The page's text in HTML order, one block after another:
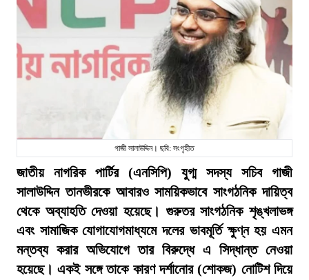
গাজী সালাউদ্দিন। ছবি: সংগৃহীত
জাতীয় নাগরিক পার্টির (এনসিপি) যুগ্ম সদস্য সচিব গাজী
সালাউদ্দিন তানভীরকে আবারও সাময়িকভাবে সাংগঠনিক দায়িত্ব
থেকে অব্যাহতি দেওয়া হয়েছে। গুরুতর সাংগঠনিক শৃঙ্খলাভঙ্গ
এবং সামাজিক যোগাযোগমাধ্যমে দলের ভাবমূর্তি ক্ষুণ্ন হয় এমন
মন্তব্য করার অভিযোগে তার বিরুদ্ধে এ সিদ্ধান্ত নেওয়া
হয়েছে। একই সঙ্গে তাকে কারণ দর্শানোর (শোকজ) নোটিশ দিয়ে